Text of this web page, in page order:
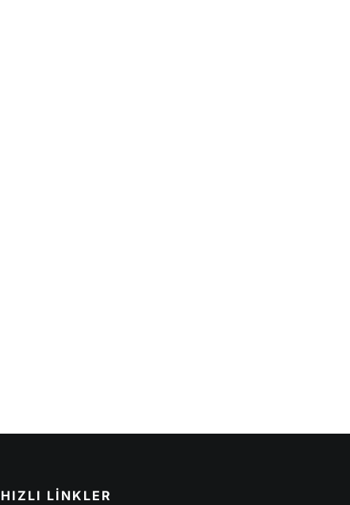
HIZLI LİNKLER